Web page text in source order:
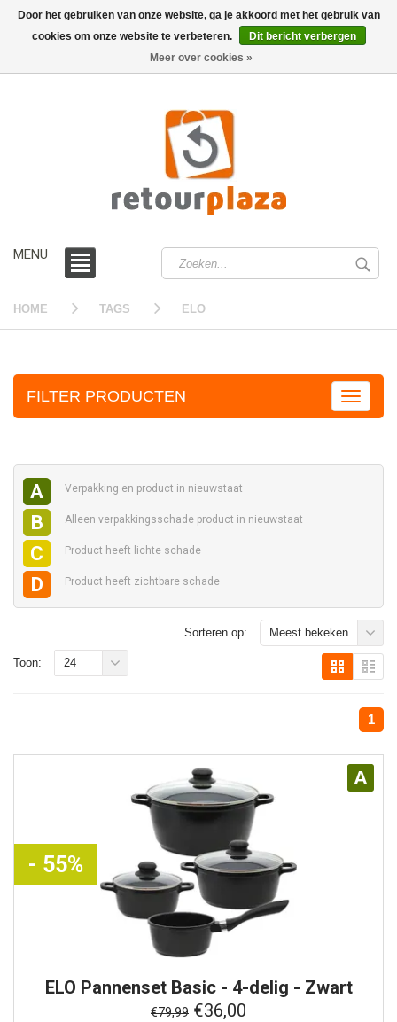
MENU
HOME TAGS ELO
FILTER PRODUCTEN
A Verpakking en product in nieuwstaat
B Alleen verpakkingsschade product in nieuwstaat
C Product heeft lichte schade
D Product heeft zichtbare schade
Sorteren op: Meest bekeken
1
Toon: 24
A
- 55%
ELO Pannenset Basic - 4-delig - Zwart
€79,99 €36,00
Door het gebruiken van onze website, ga je akkoord met het gebruik van
cookies om onze website te verbeteren.
Dit bericht verbergen
Meer over cookies »